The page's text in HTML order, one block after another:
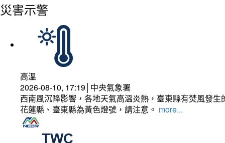
災害示警
高溫
2026-08-10, 17:19│中央氣象署
西南風沉降影響，各地天氣高溫炎熱，臺東縣有焚風發
花蓮縣、臺東縣為黃色燈號，請注意。 more...